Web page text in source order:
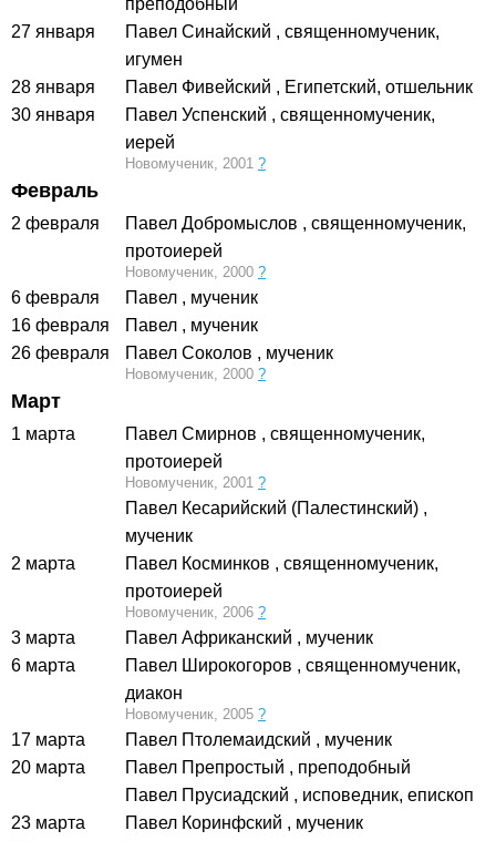
преподобный
27 января
Павел Синайский , священномученик,
игумен
28 января
Павел Фивейский , Египетский, отшельник
30 января
Павел Успенский , священномученик,
иерей
Новомученик, 2001 ?
Февраль
2 февраля Павел Добромыслов , священномученик,
протоиерей
Новомученик, 2000 ?
6 февраля Павел , мученик
16 февраля
Павел , мученик
26 февраля
Павел Соколов , мученик
Новомученик, 2000 ?
Март
1 марта Павел Смирнов , священномученик,
протоиерей
Новомученик, 2001 ?
Павел Кесарийский (Палестинский) ,
мученик
2 марта
Павел Косминков , священномученик,
протоиерей
Новомученик, 2006 ?
3 марта Павел Африканский , мученик
6 марта
Павел Широкогоров , священномученик,
диакон
Новомученик, 2005 ?
17 марта Павел Птолемаидский , мученик
20 марта
Павел Препростый , преподобный
Павел Прусиадский , исповедник, епископ
23 марта
Павел Коринфский , мученик